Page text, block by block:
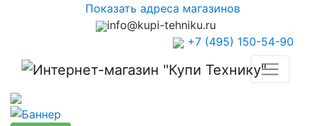
Показать адреса магазинов
info@kupi-tehniku.ru
+7 (495) 150-54-90